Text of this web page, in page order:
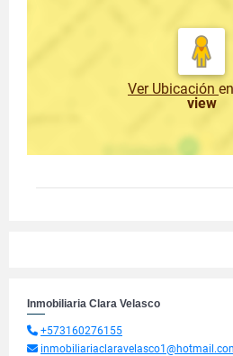
Ver Ubicación en
view
Inmobiliaria Clara Velasco
+573160276155